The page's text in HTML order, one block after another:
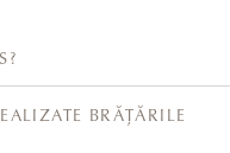
BRĂȚĂRILE